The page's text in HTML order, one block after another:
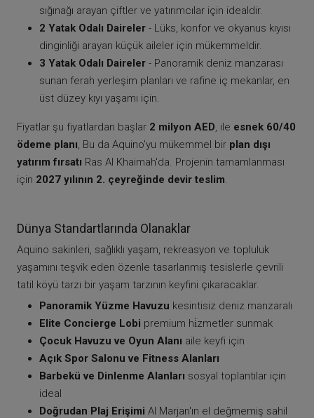
sığınağı arayan çiftler ve yatırımcılar için idealdir.
2 Yatak Odalı Daireler - Lüks, konfor ve okyanus kıyısı
dinginliği arayan küçük aileler için mükemmeldir.
3 Yatak Odalı Daireler - Panoramik deniz manzarası
sunan ferah yerleşim planları ve rafine iç mekanlar, en
üst düzey kıyı yaşamı için.
Fiyatlar şu fiyatlardan başlar 2 milyon AED, ile esnek 60/40
ödeme planı, Bu da Aquino'yu mükemmel bir plan dışı
yatırım fırsatı Ras Al Khaimah'da. Projenin tamamlanması
için 2027 yılının 2. çeyreğinde devir teslim.
Dünya Standartlarında Olanaklar
Aquino sakinleri, sağlıklı yaşam, rekreasyon ve topluluk
yaşamını teşvik eden özenle tasarlanmış tesislerle çevrili
tatil köyü tarzı bir yaşam tarzının keyfini çıkaracaklar.
Panoramik Yüzme Havuzu kesintisiz deniz manzaralı
Elite Concierge Lobi premium hi̇zmetler sunmak
Çocuk Havuzu ve Oyun Alanı aile keyfi için
Açık Spor Salonu ve Fitness Alanları
Barbekü ve Dinlenme Alanları sosyal toplantılar için
ideal
Doğrudan Plaj Erişimi Al Marjan'ın el değmemiş sahil